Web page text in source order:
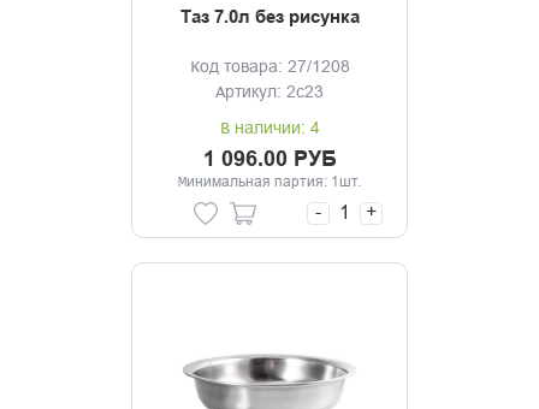
Таз 7.0л без рисунка
Код товара: 27/1208
Артикул: 2с23
В наличии: 4
1 096.00 РУБ
Минимальная партия: 1шт.
- +